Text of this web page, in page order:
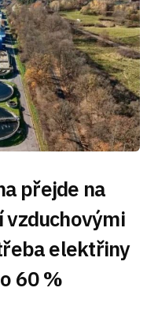
přejde na
vzduchovými
elektřiny
60 %